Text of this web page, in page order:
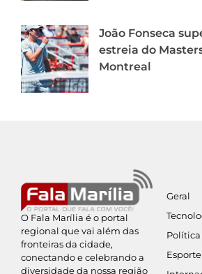
João Fonseca
estreia do
Montreal
O Fala Marília é o portal
regional que vai além das
fronteiras da cidade,
conectando e celebrando a
diversidade da nossa região
Geral
Política
Esporte